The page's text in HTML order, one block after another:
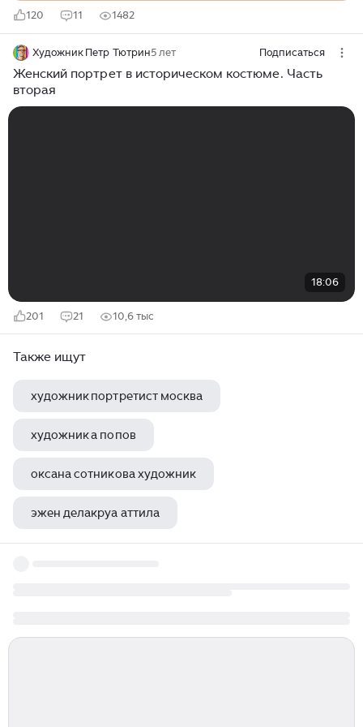
120 11 1482
Художник Петр Тютрин5 лет Подписаться
Женский портрет в историческом костюме. Часть
вторая
18:06
201 21 10,6 тыс
Также ищут
художник портретист москва
художник а попов
оксана сотникова художник
эжен делакруа аттила